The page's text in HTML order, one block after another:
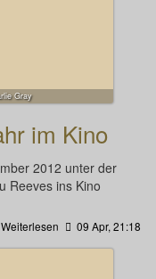
Gray
im Kino
2012 unter der
Reeves ins Kino
Weiterlesen 09 Apr, 21:18